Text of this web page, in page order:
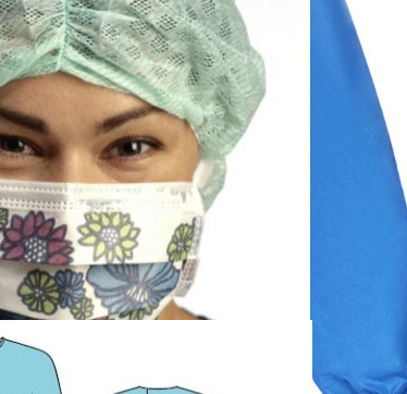
ochrony indywidualnej
600 Plus, niesterylny